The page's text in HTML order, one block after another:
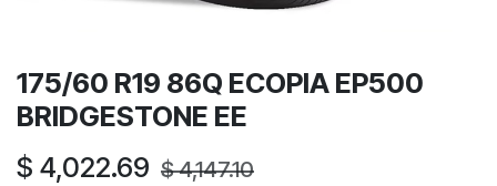
175/60 R19 86Q ECOPIA EP500
BRIDGESTONE EE
$ 4,022.69 $4,147.10